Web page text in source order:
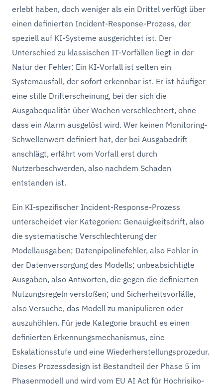
erlebt haben, doch weniger als ein Drittel verfügt über
einen definierten Incident-Response-Prozess, der
speziell auf KI-Systeme ausgerichtet ist. Der
Unterschied zu klassischen IT-Vorfällen liegt in der
Natur der Fehler: Ein KI-Vorfall ist selten ein
Systemausfall, der sofort erkennbar ist. Er ist häufiger
eine stille Drifterscheinung, bei der sich die
Ausgabequalität über Wochen verschlechtert, ohne
dass ein Alarm ausgelöst wird. Wer keinen Monitoring-
Schwellenwert definiert hat, der bei Ausgabedrift
anschlägt, erfährt vom Vorfall erst durch
Nutzerbeschwerden, also nachdem Schaden
entstanden ist.
Ein KI-spezifischer Incident-Response-Prozess
unterscheidet vier Kategorien: Genauigkeitsdrift, also
die systematische Verschlechterung der
Modellausgaben; Datenpipelinefehler, also Fehler in
der Datenversorgung des Modells; unbeabsichtigte
Ausgaben, also Antworten, die gegen die definierten
Nutzungsregeln verstoßen; und Sicherheitsvorfälle,
also Versuche, das Modell zu manipulieren oder
auszuhöhlen. Für jede Kategorie braucht es einen
definierten Erkennungsmechanismus, eine
Eskalationsstufe und eine Wiederherstellungsprozedur.
Dieses Prozessdesign ist Bestandteil der Phase 5 im
Phasenmodell und wird vom EU AI Act für Hochrisiko-